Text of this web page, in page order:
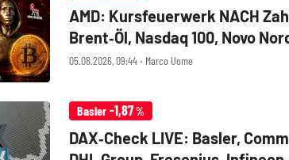
05.08.2026, 09:44 ‧ Marco Uome
AMD: Kursfeuerwerk NACH
Brent‑Öl, Nasdaq 100, Novo
Bitcoin
Basler -1,87%
DAX‑Check LIVE: Basler,